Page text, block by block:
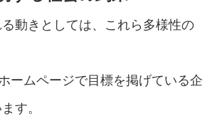
動きとしては、これら多様性の
ームページで目標を掲げている企
す。